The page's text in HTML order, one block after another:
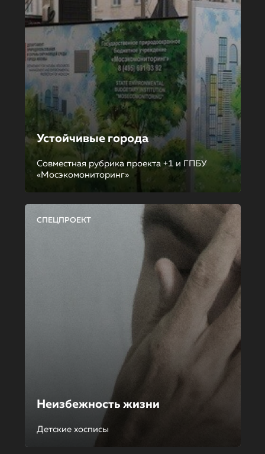
Устойчивые города
Совместная рубрика проекта +1 и ГПБУ
«Мосэкомониторинг»
СПЕЦПРОЕКТ
Неизбежность жизни
Детские хосписы